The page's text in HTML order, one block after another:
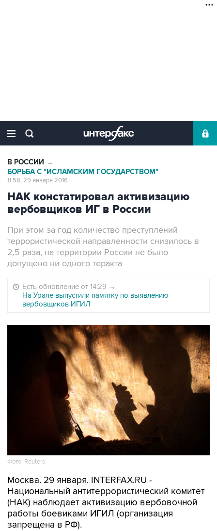
В РОССИИ →
БОРЬБА С "ИСЛАМСКИМ ГОСУДАРСТВОМ"
11:58, 29 января 2016
НАК констатировал активизацию
вербовщиков ИГ в России
При этом за год количество преступлений
террористической направленности снизилось в
2,5 раза, на территории России не было
допущено ни одного теракта
Есть обновление от 14:29 →
На Урале выпустили памятку по выявлению
вербовщиков ИГИЛ
Фото: Reuters
Москва. 29 января. INTERFAX.RU -
Национальный антитеррористический комитет
(НАК) наблюдает активизацию вербовочной
работы боевиками ИГИЛ (организация
запрещена в РФ).